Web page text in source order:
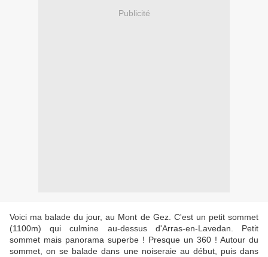
Publicité
Voici ma balade du jour, au Mont de Gez. C'est un petit sommet
(1100m) qui culmine au-dessus d'Arras-en-Lavedan. Petit
sommet mais panorama superbe ! Presque un 360 ! Autour du
sommet, on se balade dans une noiseraie au début, puis dans